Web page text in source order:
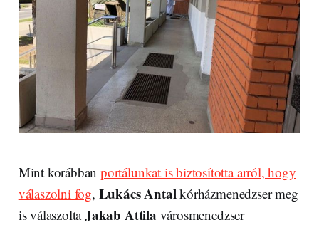
Mint korábbanportálunkat is biztosította arról, hogy
válaszolni fog, Lukács Antalkórházmenedzser meg
is válaszoltaJakab Attila városmenedzser